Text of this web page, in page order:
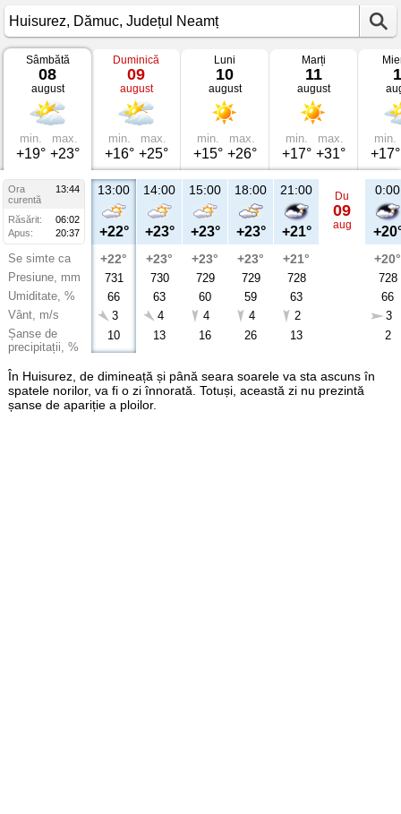
Vremea
Huisurez
Dămuc,
Județul
Neamț
Sâmbătă
08
august
min.
+19°
max.
+23°
Duminică
09
august
min.
+16°
max.
+25°
Luni
10
august
min.
+15°
max.
+26°
Marți
11
august
min.
+17°
max.
+31°
min.
+17°
Ora
13:44
curentă
Răsărit:
06:02
Apus:
20:37
Se simte ca
Presiune, mm
Umiditate, %
Vânt, m/s
Șanse de
precipitații, %
13:00
+22°
+22°
731
66
3
10
14:00
+23°
+23°
730
63
4
13
15:00
+23°
+23°
729
60
4
16
18:00
+23°
+23°
729
59
4
26
21:00
+21°
+21°
728
63
2
13
Du
09
aug
0:00
+20°
728
66
3
2
În Huisurez, de dimineață și până seara soarele va sta ascuns în
spatele norilor, va fi o zi înnorată. Totuși, această zi nu prezintă
șanse de apariție a ploilor.